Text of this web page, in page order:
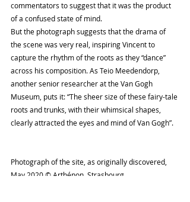
commentators to suggest that it was the product
of a confused state of mind.
But the photograph suggests that the drama of
the scene was very real, inspiring Vincent to
capture the rhythm of the roots as they “dance”
across his composition. As Teio Meedendorp,
another senior researcher at the Van Gogh
Museum, puts it: “The sheer size of these fairy-tale
roots and trunks, with their whimsical shapes,
clearly attracted the eyes and mind of Van Gogh”.
Photograph of the site, as originally discovered,
May 2020 © Arthénon, Strasbourg